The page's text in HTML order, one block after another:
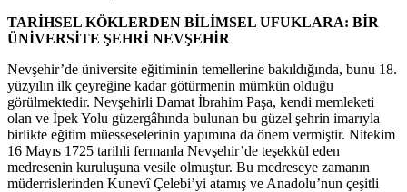
TARİHSEL KÖKLERDEN BİLİMSEL UFUKLARA: BİR
ÜNİVERSİTE ŞEHRİ NEVŞEHİR
Nevşehir’de üniversite eğitiminin temellerine bakıldığında, bunu 18.
yüzyılın ilk çeyreğine kadar götürmenin mümkün olduğu
görülmektedir. Nevşehirli Damat İbrahim Paşa, kendi memleketi
olan ve İpek Yolu güzergâhında bulunan bu güzel şehrin imarıyla
birlikte eğitim müesseselerinin yapımına da önem vermiştir. Nitekim
16 Mayıs 1725 tarihli fermanla Nevşehir’de teşekkül eden
medresenin kuruluşuna vesile olmuştur. Bu medreseye zamanın
müderrislerinden Kunevî Çelebi’yi atamış ve Anadolu’nun çeşitli